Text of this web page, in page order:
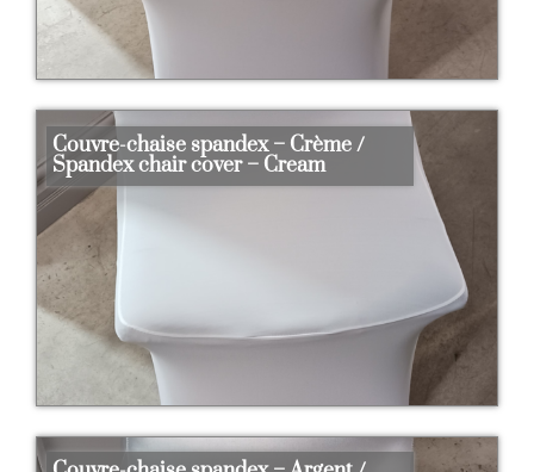
Couvre-chaise spandex – Crème /
Spandex chair cover – Cream